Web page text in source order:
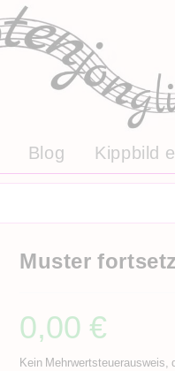
Blog Kippbild
Muster
0,00 €
Kein Mehrwertsteuerausweis,